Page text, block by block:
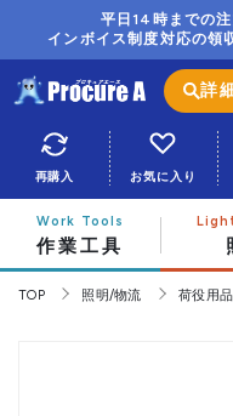
平日14時までの
インボイス制度対応の領
詳
再購入 お気に入り
作業工具
TOP 照明/物流 荷役用品